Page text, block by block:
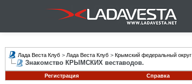
Лада Веста Клуб > Лада Веста Клуб > Крымский федеральный округ
Знакомство КРЫМСКИХ веставодов.
Регистрация
Справка